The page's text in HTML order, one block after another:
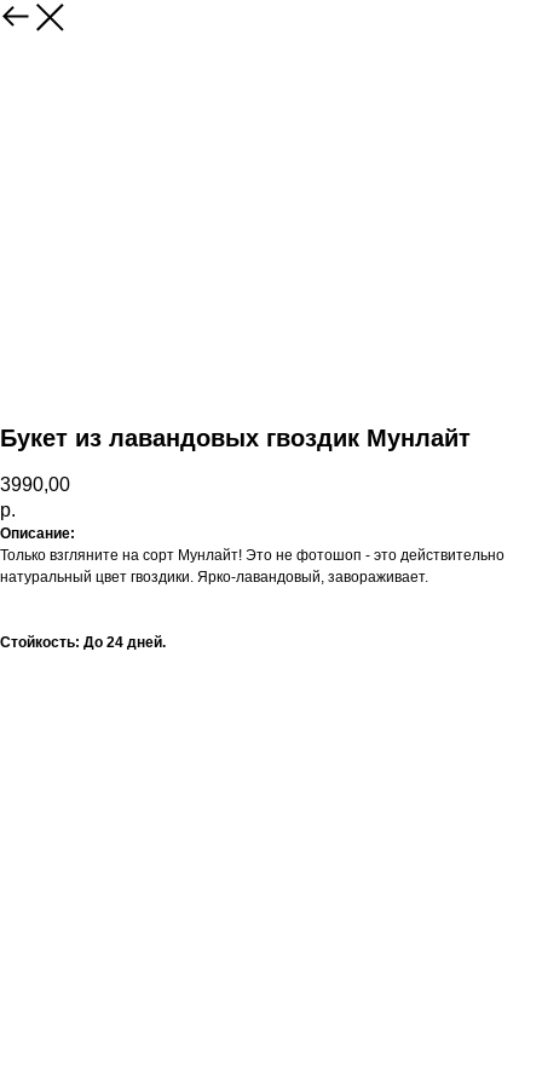
Назад
Букет из лавандовых гвоздик Мунлайт
3990,00
р.
Описание:
Только взгляните на сорт Мунлайт! Это не фотошоп - это действительно
натуральный цвет гвоздики. Ярко-лавандовый, завораживает.
Стойкость: До 24 дней.